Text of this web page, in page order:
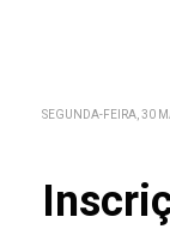
SEGUNDA-FEIRA, 30